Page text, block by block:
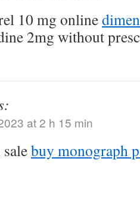
10 mg online
2mg without
at 2 h 15 min
buy monograph